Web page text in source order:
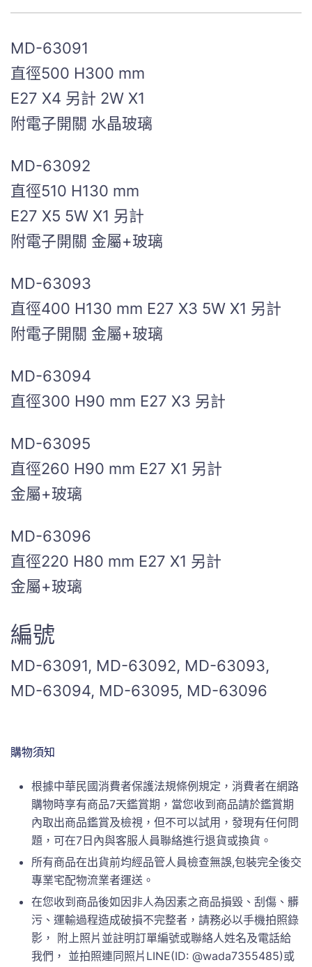
MD-63091
直徑500 H300 mm
E27 X4 另計 2W X1
附電子開關 水晶玻璃
MD-63092
直徑510 H130 mm
E27 X5 5W X1 另計
附電子開關 金屬+玻璃
MD-63093
直徑400 H130 mm E27 X3 5W X1 另計
附電子開關 金屬+玻璃
MD-63094
直徑300 H90 mm E27 X3 另計
MD-63095
直徑260 H90 mm E27 X1 另計
金屬+玻璃
MD-63096
直徑220 H80 mm E27 X1 另計
金屬+玻璃
編號
MD-63091, MD-63092, MD-63093,
MD-63094, MD-63095, MD-63096
購物須知
根據中華民國消費者保護法規條例規定，消費者在網路
購物時享有商品7天鑑賞期，當您收到商品請於鑑賞期
內取出商品鑑賞及檢視，但不可以試用，發現有任何問
題，可在7日內與客服人員聯絡進行退貨或換貨。
所有商品在出貨前均經品管人員檢查無誤,包裝完全後交
專業宅配物流業者運送。
在您收到商品後如因非人為因素之商品損毀、刮傷、髒
污、運輸過程造成破損不完整者，請務必以手機拍照錄
影， 附上照片並註明訂單編號或聯絡人姓名及電話給
我們， 並拍照連同照片LINE(ID: @wada7355485)或